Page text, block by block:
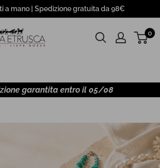
a mano | Spedizione gratuita da 98€
0
garantita entro il 05/08